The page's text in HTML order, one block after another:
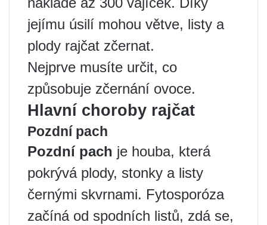
jejímu úsilí mohou větve, listy a
plody rajčat zčernat.
Nejprve musíte určit, co
způsobuje zčernání ovoce.
Hlavní choroby rajčat
Pozdní pach
Pozdní pach je houba, která
pokrývá plody, stonky a listy
černými skvrnami. Fytosporóza
začíná od spodních listů, zdá se,